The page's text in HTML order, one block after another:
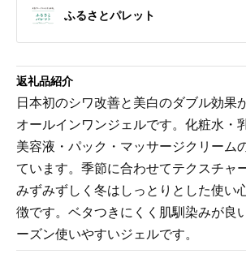
ふるさとパレット
返礼品紹介
日本初のシワ改善と美白のダブル効果
オールインワンジェルです。化粧水・
美容液・パック・マッサージクリーム
ています。季節に合わせてテクスチャ
みずみずしく冬はしっとりとした使い
徴です。ベタつきにくく肌馴染みが良
ーズン使いやすいジェルです。